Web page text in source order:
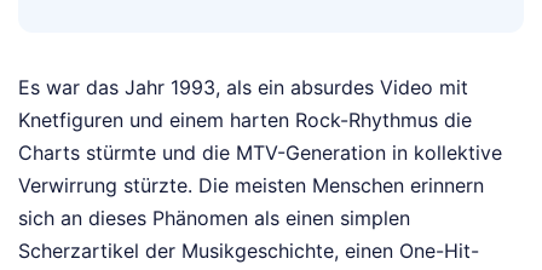
Es war das Jahr 1993, als ein absurdes Video mit
Knetfiguren und einem harten Rock-Rhythmus die
Charts stürmte und die MTV-Generation in kollektive
Verwirrung stürzte. Die meisten Menschen erinnern
sich an dieses Phänomen als einen simplen
Scherzartikel der Musikgeschichte, einen One-Hit-